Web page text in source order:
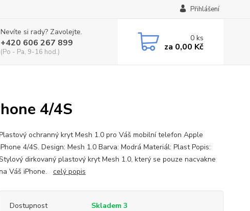
Přihlášení
Nevíte si rady? Zavolejte.
+420 606 267 899
(Po - Pa, 9-16 hod.)
0ks
za 0,00 Kč
4/4S
ochranný kryt Mesh 1.0 pro Váš mobilní telefon Apple
4/4S. Design: Mesh 1.0 Barva: Modrá Materiál: Plast Popis:
dirkovaný plastový kryt Mesh 1.0, který se pouze nacvakne
Váš iPhone. celý popis
Dostupnost Skladem 3